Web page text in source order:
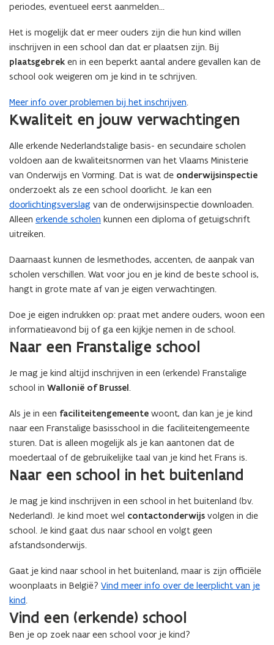
periodes, eventueel eerst aanmelden…
Het is mogelijk dat er meer ouders zijn die hun kind willen
inschrijven in een school dan dat er plaatsen zijn. Bij
plaatsgebrek en in een beperkt aantal andere gevallen kan de
school ook weigeren om je kind in te schrijven.
Meer info over problemen bij het inschrijven.
Kwaliteit en jouw verwachtingen
Alle erkende Nederlandstalige basis- en secundaire scholen
voldoen aan de kwaliteitsnormen van het Vlaams Ministerie
van Onderwijs en Vorming. Dat is wat de onderwijsinspectie
onderzoekt als ze een school doorlicht. Je kan een
doorlichtingsverslag van de onderwijsinspectie downloaden.
Alleen erkende scholen kunnen een diploma of getuigschrift
uitreiken.
Daarnaast kunnen de lesmethodes, accenten, de aanpak van
scholen verschillen. Wat voor jou en je kind de beste school is,
hangt in grote mate af van je eigen verwachtingen.
Doe je eigen indrukken op: praat met andere ouders, woon een
informatieavond bij of ga een kijkje nemen in de school.
Naar een Franstalige school
Je mag je kind altijd inschrijven in een (erkende) Franstalige
school in Wallonië of Brussel.
Als je in een faciliteitengemeente woont, dan kan je je kind
naar een Franstalige basisschool in die faciliteitengemeente
sturen. Dat is alleen mogelijk als je kan aantonen dat de
moedertaal of de gebruikelijke taal van je kind het Frans is.
Naar een school in het buitenland
Je mag je kind inschrijven in een school in het buitenland (bv.
Nederland). Je kind moet wel contactonderwijs volgen in die
school. Je kind gaat dus naar school en volgt geen
afstandsonderwijs.
Gaat je kind naar school in het buitenland, maar is zijn officiële
woonplaats in België? Vind meer info over de leerplicht van je
kind.
Vind een (erkende) school
Ben je op zoek naar een school voor je kind?